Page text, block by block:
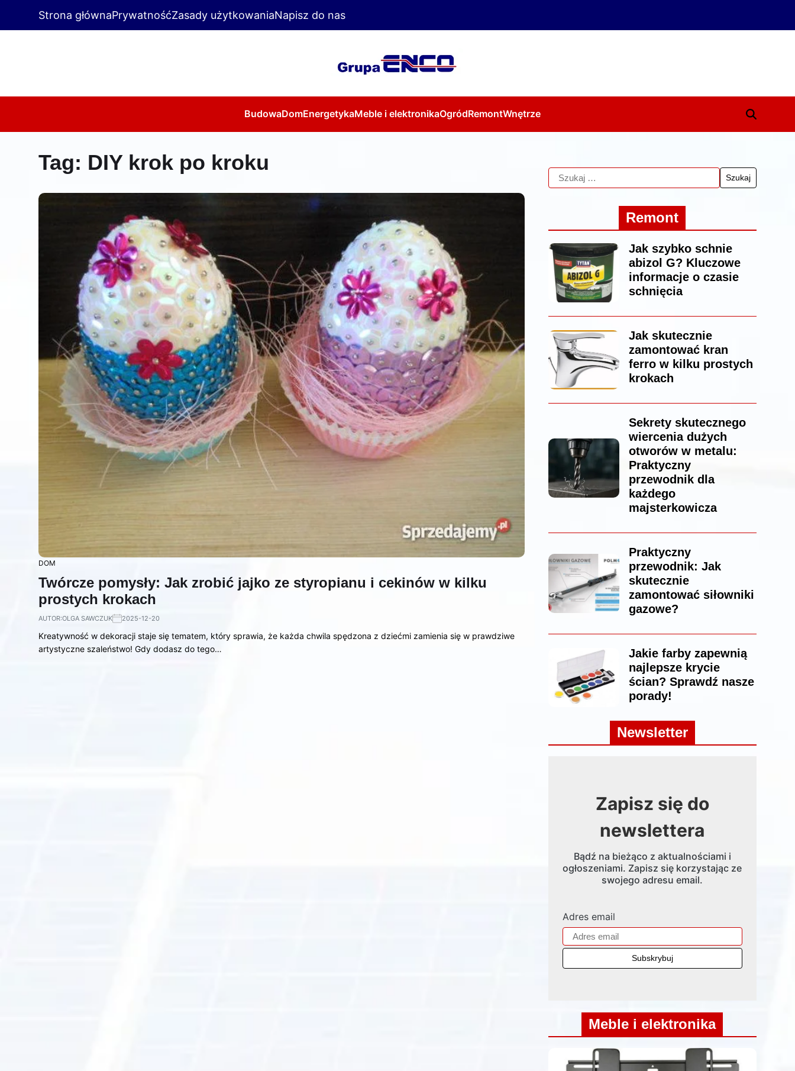
Strona głównaPrywatnośćZasady użytkowaniaNapisz do nas
BudowaDomEnergetykaMeble i elektronikaOgródRemontWnętrze
Tag: DIY krok po kroku
DOM
Twórcze pomysły: Jak zrobić jajko ze styropianu i cekinów w kilku
prostych krokach
AUTOR:OLGA SAWCZUK 2025-12-20
Kreatywność w dekoracji staje się tematem, który sprawia, że każda chwila spędzona z dziećmi zamienia się w prawdziwe
artystyczne szaleństwo! Gdy dodasz do tego…
Remont
Jak szybko schnie
abizol G? Kluczowe
informacje o czasie
schnięcia
Jak skutecznie
zamontować kran
ferro w kilku prostych
krokach
Sekrety skutecznego
wiercenia dużych
otworów w metalu:
Praktyczny
przewodnik dla
każdego
majsterkowicza
Praktyczny
przewodnik: Jak
skutecznie
zamontować siłowniki
gazowe?
Jakie farby zapewnią
najlepsze krycie
ścian? Sprawdź nasze
porady!
Newsletter
Zapisz się do
newslettera
Bądź na bieżąco z aktualnościami i
ogłoszeniami. Zapisz się korzystając ze
swojego adresu email.
Adres email
Meble i elektronika